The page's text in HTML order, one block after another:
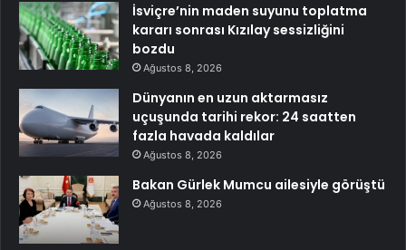
İsviçre’nin maden suyunu toplatma
kararı sonrası Kızılay sessizliğini
bozdu
Ağustos 8, 2026
Dünyanın en uzun aktarmasız
uçuşunda tarihi rekor: 24 saatten
fazla havada kaldılar
Ağustos 8, 2026
Bakan Gürlek Mumcu ailesiyle görüştü
Ağustos 8, 2026